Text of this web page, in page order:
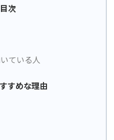
目次
ている人
すめな理由